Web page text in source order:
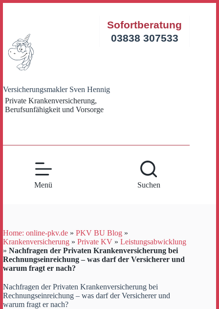
Versicherungsmakler Sven Hennig
Private Krankenversicherung,
Berufsunfähigkeit und Vorsorge
Sofortberatung
03838 307533
Menü Suchen
Home: online-pkv.de » PKV BU Blog »
Krankenversicherung » Private KV » Leistungsabwicklung
» Nachfragen der Privaten Krankenversicherung bei
Rechnungseinreichung – was darf der Versicherer und
warum fragt er nach?
Nachfragen der Privaten Krankenversicherung bei
Rechnungseinreichung – was darf der Versicherer und
warum fragt er nach?